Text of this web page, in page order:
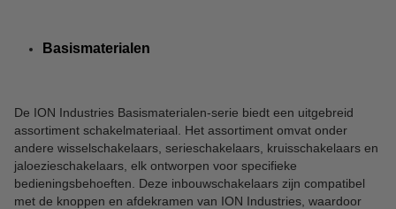
Basismaterialen
De ION Industries Basismaterialen-serie biedt een uitgebreid
assortiment schakelmateriaal. Het assortiment omvat onder
andere wisselschakelaars, serieschakelaars, kruisschakelaars en
jaloezieschakelaars, elk ontworpen voor specifieke
bedieningsbehoeften. Deze inbouwschakelaars zijn compatibel
met de knoppen en afdekramen van ION Industries, waardoor